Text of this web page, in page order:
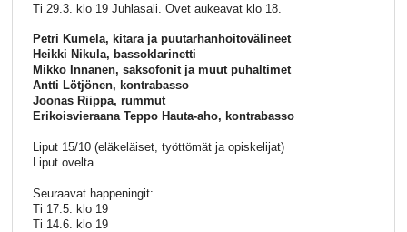
Ti 29.3. klo 19 Juhlasali. Ovet aukeavat klo 18.
Petri Kumela, kitara ja puutarhanhoitovälineet
Heikki Nikula, bassoklarinetti
Mikko Innanen, saksofonit ja muut puhaltimet
Antti Lötjönen, kontrabasso
Joonas Riippa, rummut
Erikoisvieraana Teppo Hauta-aho, kontrabasso
Liput 15/10 (eläkeläiset, työttömät ja opiskelijat)
Liput ovelta.
Seuraavat happeningit:
Ti 17.5. klo 19
Ti 14.6. klo 19